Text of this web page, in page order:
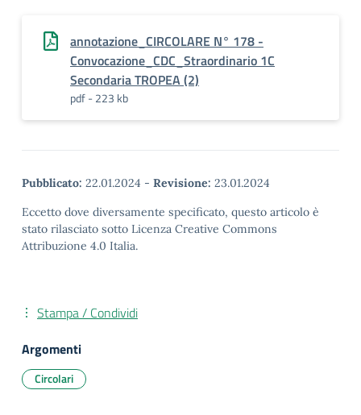
annotazione_CIRCOLARE N° 178 -
Convocazione_CDC_Straordinario 1C
Secondaria TROPEA (2)
pdf - 223 kb
Pubblicato: 22.01.2024 - Revisione: 23.01.2024
Eccetto dove diversamente specificato, questo articolo è
stato rilasciato sotto Licenza Creative Commons
Attribuzione 4.0 Italia.
Stampa / Condividi
Argomenti
Circolari